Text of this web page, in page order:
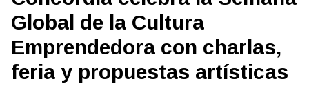
Global de la Cultura
Emprendedora con charlas,
feria y propuestas artísticas